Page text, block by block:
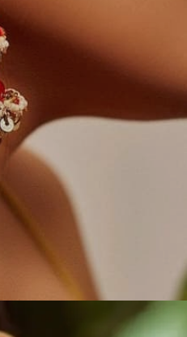
చెవిపోగులు